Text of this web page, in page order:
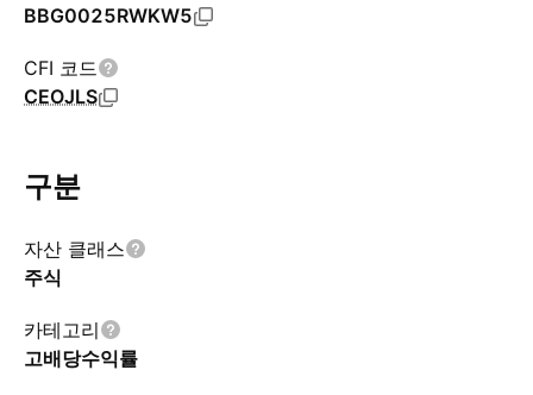
BBG0025RWKW5
CFI 코드
CEOJLS
구분
자산 클래스
주식
카테고리
고배당수익률